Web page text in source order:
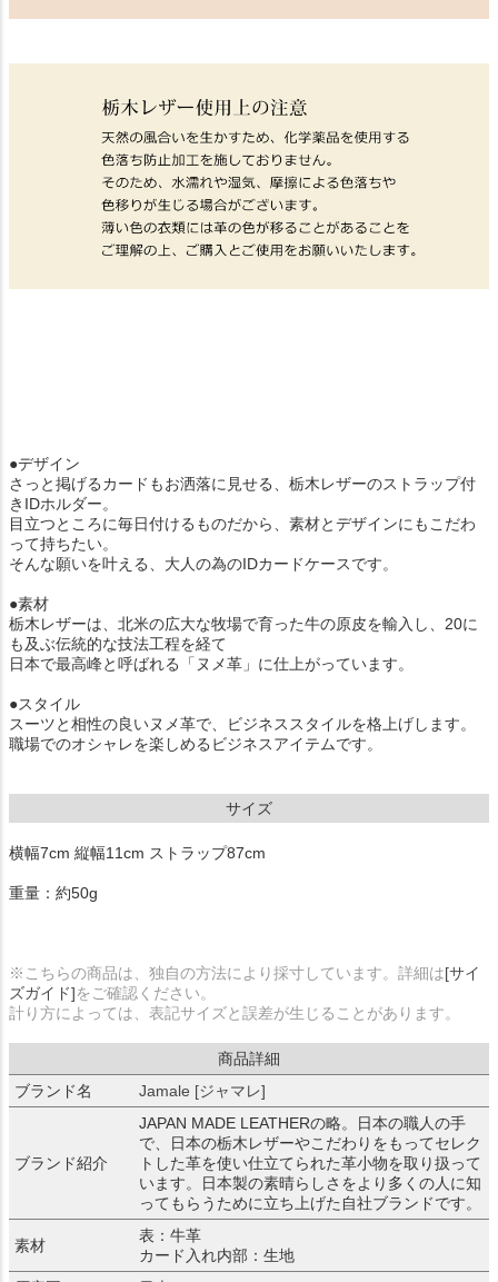
●デザイン
さっと掲げるカードもお洒落に見せる、栃木レザーのストラップ付
きIDホルダー。
目立つところに毎日付けるものだから、素材とデザインにもこだわ
って持ちたい。
そんな願いを叶える、大人の為のIDカードケースです。
●素材
栃木レザーは、北米の広大な牧場で育った牛の原皮を輸入し、20に
も及ぶ伝統的な技法工程を経て
日本で最高峰と呼ばれる「ヌメ革」に仕上がっています。
●スタイル
スーツと相性の良いヌメ革で、ビジネススタイルを格上げします。
職場でのオシャレを楽しめるビジネスアイテムです。
サイズ
横幅7cm 縦幅11cm ストラップ87cm
重量：約50g
※こちらの商品は、独自の方法により採寸しています。詳細は[サイ
ズガイド]をご確認ください。
計り方によっては、表記サイズと誤差が生じることがあります。
商品詳細
ブランド名
Jamale [ジャマレ]
ブランド紹介
JAPAN MADE LEATHERの略。日本の職人の手
で、日本の栃木レザーやこだわりをもってセレク
トした革を使い仕立てられた革小物を取り扱って
います。日本製の素晴らしさをより多くの人に知
ってもらうために立ち上げた自社ブランドです。
素材
表：牛革
カード入れ内部：生地